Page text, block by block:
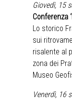
Giovedì, 15
Conferenza
Lo storico
sui
risalente al
zona dei
Museo
Venerdì, 16